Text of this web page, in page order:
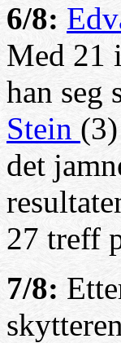
6/8:
Med 21
han seg
Stein
det
27 treff
7/8: